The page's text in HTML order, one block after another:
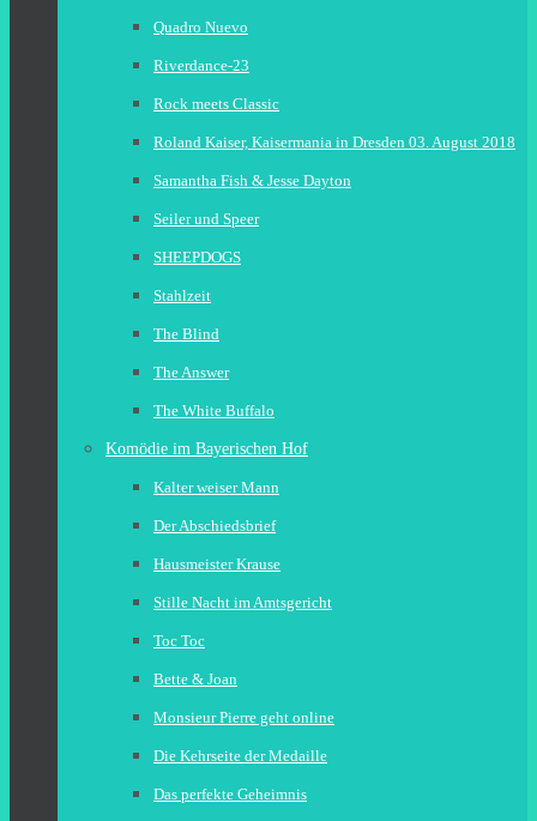
Quadro Nuevo
Riverdance-23
Rock meets Classic
Roland Kaiser, Kaisermania in Dresden 03. August 2018
Samantha Fish & Jesse Dayton
Seiler und Speer
SHEEPDOGS
Stahlzeit
The Blind
The Answer
The White Buffalo
Komödie im Bayerischen Hof
Kalter weiser Mann
Der Abschiedsbrief
Hausmeister Krause
Stille Nacht im Amtsgericht
Toc Toc
Bette & Joan
Monsieur Pierre geht online
Die Kehrseite der Medaille
Das perfekte Geheimnis